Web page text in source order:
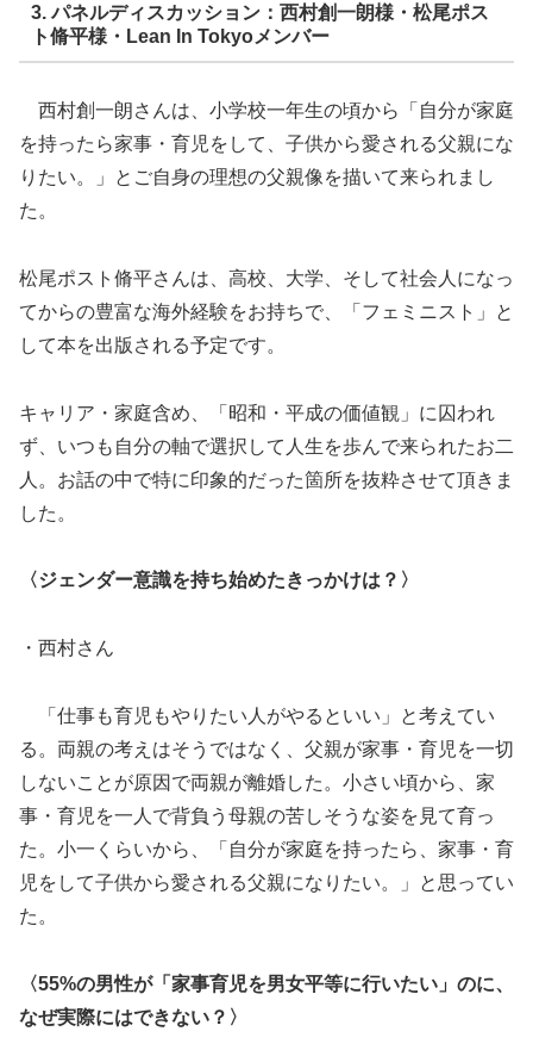
3. パネルディスカッション：西村創一朗様・松尾ポス
ト脩平様・Lean In Tokyoメンバー
西村創一朗さんは、小学校一年生の頃から「自分が家庭
を持ったら家事・育児をして、子供から愛される父親にな
りたい。」とご自身の理想の父親像を描いて来られまし
た。
松尾ポスト脩平さんは、高校、大学、そして社会人になっ
てからの豊富な海外経験をお持ちで、「フェミニスト」と
して本を出版される予定です。
キャリア・家庭含め、「昭和・平成の価値観」に囚われ
ず、いつも自分の軸で選択して人生を歩んで来られたお二
人。お話の中で特に印象的だった箇所を抜粋させて頂きま
した。
〈ジェンダー意識を持ち始めたきっかけは？〉
・西村さん
「仕事も育児もやりたい人がやるといい」と考えてい
る。両親の考えはそうではなく、父親が家事・育児を一切
しないことが原因で両親が離婚した。小さい頃から、家
事・育児を一人で背負う母親の苦しそうな姿を見て育っ
た。小一くらいから、「自分が家庭を持ったら、家事・育
児をして子供から愛される父親になりたい。」と思ってい
た。
〈55%の男性が「家事育児を男女平等に行いたい」のに、
なぜ実際にはできない？〉